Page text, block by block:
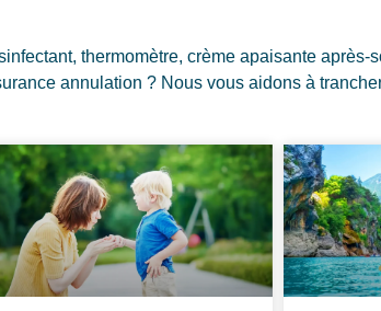
thermomètre, crème apaisante après-
annulation ? Nous vous aidons à